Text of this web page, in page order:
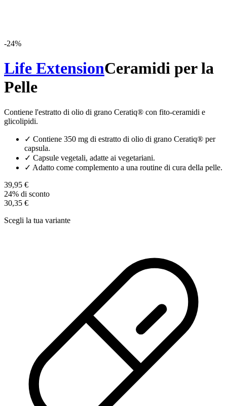
-24%
Life ExtensionCeramidi per la
Pelle
Contiene l'estratto di olio di grano Ceratiq® con fito-ceramidi e
glicolipidi.
✓ Contiene 350 mg di estratto di olio di grano Ceratiq® per
capsula.
✓ Capsule vegetali, adatte ai vegetariani.
✓ Adatto come complemento a una routine di cura della pelle.
39,95 €
24% di sconto
30,35 €
Scegli la tua variante